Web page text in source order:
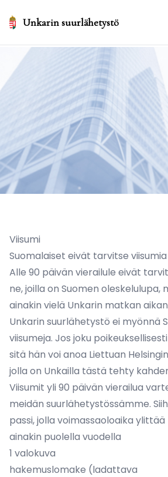
Unkarin suurlähetystö
Viisumi
Suomalaiset eivät tarvitse viisumia
Alle 90 päivän vierailule eivät
ne, joilla on Suomen oleskelulupa,
ainakin vielä Unkarin matkan
Unkarin suurlähetystö ei myönnä
viisumeja. Jos joku
sitä hän voi anoa Liettuan
jolla on Unkailla tästä tehty
Viisumit yli 90 päivän vierailua
meidän suurlähetystössämme.
passi, jolla voimassaoloaika
ainakin puolella vuodella
1 valokuva
hakemuslomake (ladattava